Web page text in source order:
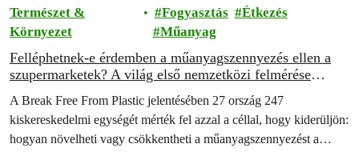
Természet &
Környezet
Fogyasztás
Étkezés
Műanyag
Felléphetnek-e érdemben a műanyagszennyezés ellen a
szupermarketek? A világ első nemzetközi felmérése
A Break Free From Plastic jelentésében 27 ország 247
kiskereskedelmi egységét mérték fel azzal a céllal, hogy kiderüljön:
hogyan növelheti vagy csökkentheti a műanyagszennyezést a